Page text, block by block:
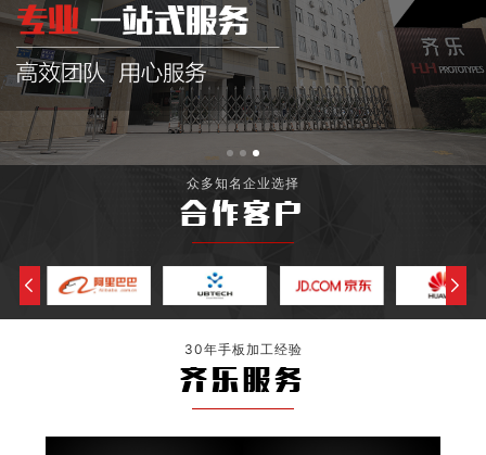
众多知名企业选择
合作客户
30年手板加工经验
齐乐服务